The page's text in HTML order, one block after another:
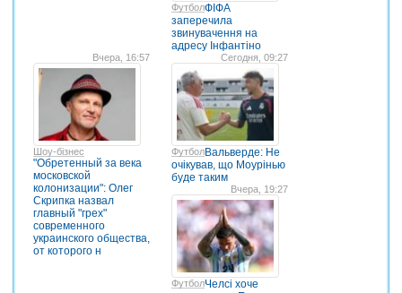
ФутболФІФА
заперечила
звинувачення на
адресу Інфантіно
Вчера, 16:57
Шоу-бізнес
"Обретенный за века
московской
колонизации": Олег
Скрипка назвал
главный "грех"
современного
украинского общества,
от которого н
Сегодня, 09:27
ФутболВальверде: Не
очікував, що Моурінью
буде таким
Вчера, 19:27
ФутболЧелсі хоче